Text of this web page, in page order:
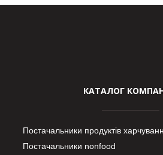
КАТАЛОГ
Постачальники продуктів
Постачальники nonfood